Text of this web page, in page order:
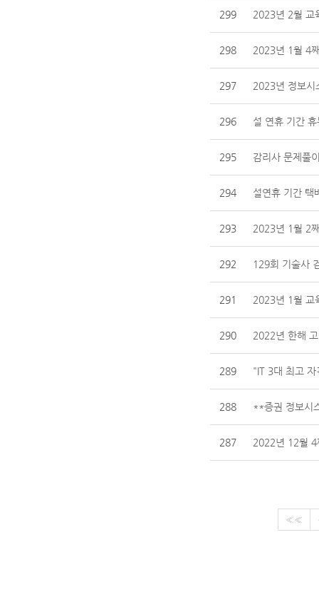
299 2023년 2월 교
298 2023년 1월 4
297 2023년 정보시
296 설 연휴 기간
295 감리사 문제풀
294 설연휴 기간 택
293 2023년 1월 2
292 129회 기술사
291 2023년 1월 교
290 2022년 한해
289 "IT 3대 최고
288 **증권 정보시
287 2022년 12월 4
««